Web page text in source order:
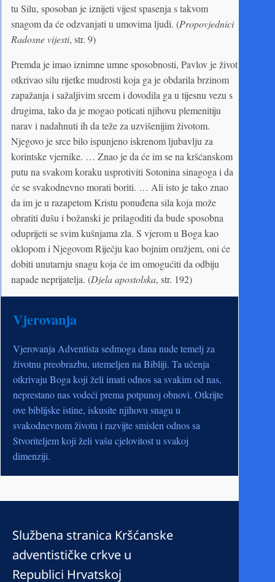
tu Silu, sposoban je iznijeti vijest spasenja s takvom
snagom da će odzvanjati u umovima ljudi. (Propovjednici
Radosne vijesti, str. 9)
Premda je imao iznimne umne sposobnosti, Pavlov je život
otkrivao silu rijetke mudrosti koja ga je obdarila brzinom
zapažanja i sažaljivim srcem i dovodila ga u tijesnu vezu s
drugima, tako da je mogao poticati njihovu plemenitiju
narav i nadahnuti ih da teže za uzvišenijim životom.
Njegovo je srce bilo ispunjeno iskrenom ljubavlju za
korintske vjernike. … Znao je da će im se na kršćanskom
putu na svakom koraku usprotiviti Sotonina sinagoga i da
će se svakodnevno morati boriti. … Ali isto je tako znao
da im je u razapetom Kristu ponuđena sila koja može
obratiti dušu i božanski je prilagoditi da bude sposobna
oduprijeti se svim kušnjama zla. S vjerom u Boga kao
oklopom i Njegovom Riječju kao bojnim oružjem, oni će
dobiti unutarnju snagu koja će im omogućiti da odbiju
napade neprijatelja. (Djela apostolska, str. 192)
Vjerovanja
Vjerovanja Adventista sedmoga dana nude temelj za
životnu preobrazbu, utemeljen na Bibliji. Ta učenja
otkrivaju Boga koji želi imati odnos sa svakim od nas,
neprestano nas vodeći prema potpunoj obnovi. Otkrijte
ove biblijske istine, iskusite njihovu snagu u
svakodnevnom životu i razvijte smislen odnos sa
Stvoriteljem koji želi vašu cjelovitost u svakoj
dimenziji.
Službena stranica Kršćanske
adventističke crkve u
Republici Hrvatskoj